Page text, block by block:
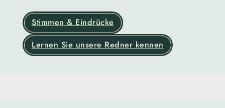
Stimmen & Eindrücke
Lernen Sie unsere Redner kennen